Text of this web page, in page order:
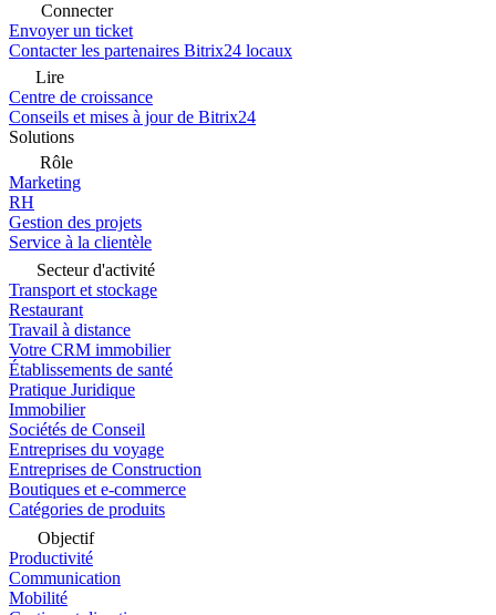
Connecter
Envoyer un ticket
Contacter les partenaires Bitrix24 locaux
Lire
Centre de croissance
Conseils et mises à jour de Bitrix24
Solutions
Rôle
Marketing
RH
Gestion des projets
Service à la clientèle
Secteur d'activité
Transport et stockage
Restaurant
Travail à distance
Votre CRM immobilier
Établissements de santé
Pratique Juridique
Immobilier
Sociétés de Conseil
Entreprises du voyage
Entreprises de Construction
Boutiques et e-commerce
Catégories de produits
Objectif
Productivité
Communication
Mobilité